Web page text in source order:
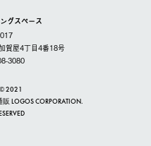
グスペース
賀屋4丁目4番18号
3080
2021
LOGOS CORPORATION.